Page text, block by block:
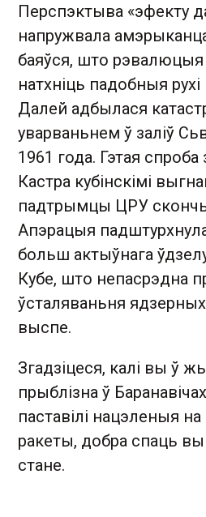
Перспэктыва «эфекту
напружвала
баяўся, што
натхніць падобныя рухі
Далей адбылася
уварваньнем ў заліў
1961 года. Гэтая
Кастра кубінскімі
падтрымцы ЦРУ
Апэрацыя
больш актыўнага
Кубе, што непасрэдна
ўсталяваньня
выспе.
Згадзіцеся, калі вы ў
прыблізна ў
паставілі нацэленыя
ракеты, добра спаць
стане.